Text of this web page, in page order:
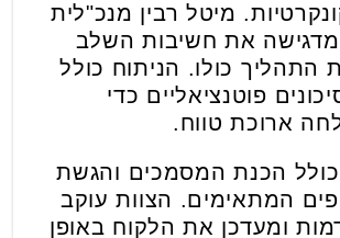
מיטל רבין מנכ"לית
מדגישה את חשיבות השלב
התהליך כולו. הניתוח כולל
פוטנציאליים כדי
ארוכת טווח.
הכנת המסמכים והגשת
המתאימים. הצוות עוקב
ומעדכן את הלקוח באופן